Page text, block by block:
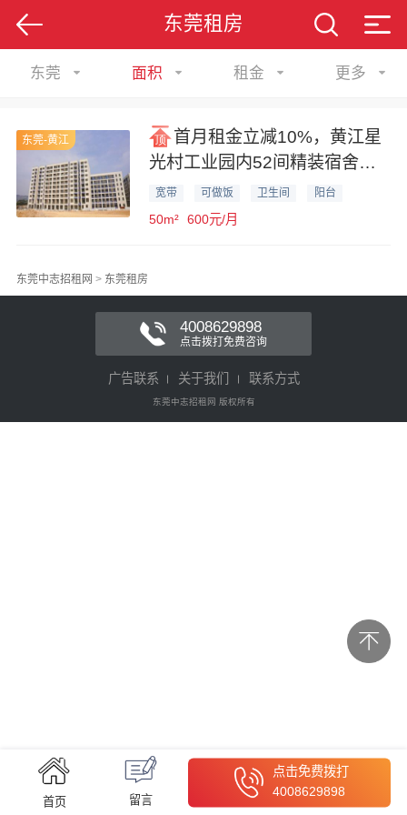
东莞租房
东莞 面积 租金 更多
东莞-黄江
首月租金立减10%，黄江星
光村工业园内52间精装宿舍公
寓业主对外出租
宽带 可做饭 卫生间 阳台
50m² 600元/月
东莞中志招租网 > 东莞租房
首页 留言
点击免费拨打
4008629898
4008629898
点击拨打免费咨询
广告联系 关于我们 联系方式
东莞中志招租网 版权所有